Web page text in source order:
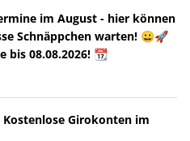
im August - hier können
Schnäppchen warten! 😀🚀
bis 08.08.2026! 📆
Kostenlose Girokonten im